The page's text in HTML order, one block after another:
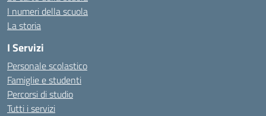
I numeri della scuola
La storia
I Servizi
Personale scolastico
Famiglie e studenti
Percorsi di studio
Tutti i servizi